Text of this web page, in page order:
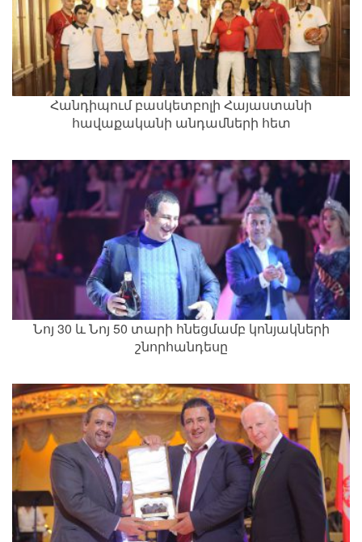
Հանդիպում բասկետբոլի Հայաստանի
հավաքականի անդամների հետ
Նոյ 30 և Նոյ 50 տարի հնեցմամբ կոնյակների
շնորհանդեսը